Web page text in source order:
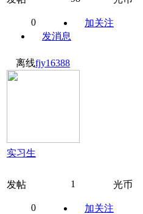
0
加关注
发消息
离线fjy16388
实习生
发帖 1 光币
0
加关注